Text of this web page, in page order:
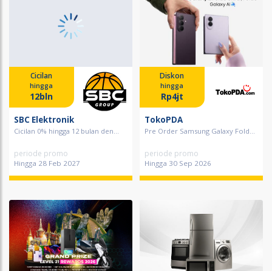
Cicilan
hingga
12bln
SBC Elektronik
Cicilan 0% hingga 12 bulan den...
periode promo
Hingga 28 Feb 2027
Diskon
hingga
Rp4jt
TokoPDA
Pre Order Samsung Galaxy Fold...
periode promo
Hingga 30 Sep 2026